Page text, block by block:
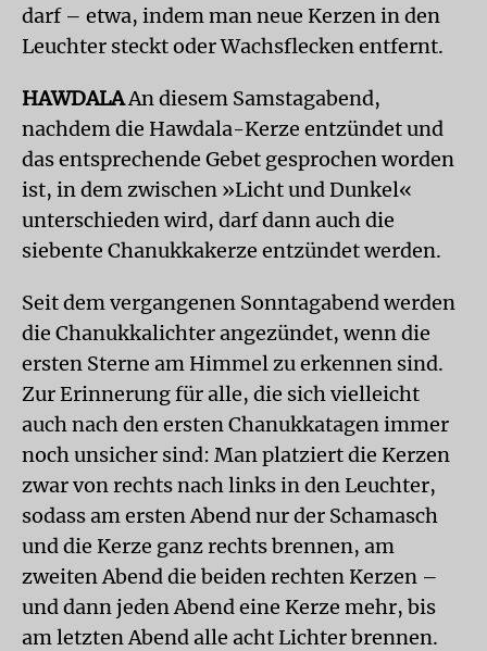
darf – etwa, indem man neue Kerzen in den
Leuchter steckt oder Wachsflecken entfernt.
HAWDALAAn diesem Samstagabend,
nachdem die Hawdala-Kerze entzündet und
das entsprechende Gebet gesprochen worden
ist, in dem zwischen »Licht und Dunkel«
unterschieden wird, darf dann auch die
siebente Chanukkakerze entzündet werden.
Seit dem vergangenen Sonntagabend werden
die Chanukkalichter angezündet, wenn die
ersten Sterne am Himmel zu erkennen sind.
Zur Erinnerung für alle, die sich vielleicht
auch nach den ersten Chanukkatagen immer
noch unsicher sind: Man platziert die Kerzen
zwar von rechts nach links in den Leuchter,
sodass am ersten Abend nur der Schamasch
und die Kerze ganz rechts brennen, am
zweiten Abend die beiden rechten Kerzen –
und dann jeden Abend eine Kerze mehr, bis
am letzten Abend alle acht Lichter brennen.